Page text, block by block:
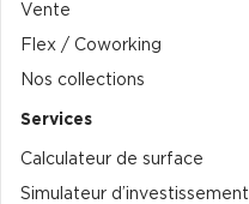
Vente
Flex / Coworking
Nos collections
Services
Calculateur de surface
Simulateur d’investissement